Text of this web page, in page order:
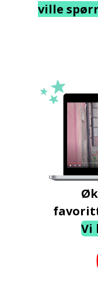
ville
Vi